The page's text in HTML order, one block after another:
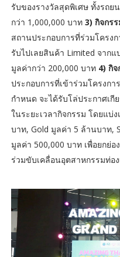
รับของรางวัลสุดพิเศษ ทั้งรถย
กว่า 1,000,000 บาท 3) กิจกร
สถานประกอบการที่ร่วมโครง
รับไปเลยสินค้า Limited จาก
มูลค่ากว่า 200,000 บาท4) กิจ
ประกอบการที่เข้าร่วมโครงก
กำหนด จะได้รับโล่ประกาศเ
ในระยะเวลากิจกรรม โดยแบ่
บาท, Gold มูลค่า 5 ล้านบาท,
มูลค่า 500,000 บาท เพื่อยกย่อ
ร่วมขับเคลื่อนอุตสาหกรรมท่อง